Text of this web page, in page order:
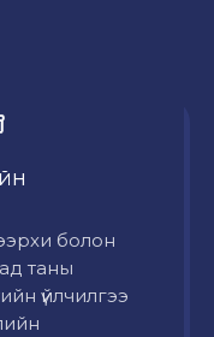
болон
таны
үйлчилгээ